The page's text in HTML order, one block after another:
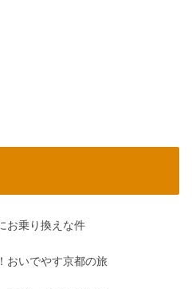
お乗り換えな件
おいでやす京都の旅